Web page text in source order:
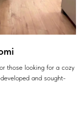
those looking for a cozy
and sought-